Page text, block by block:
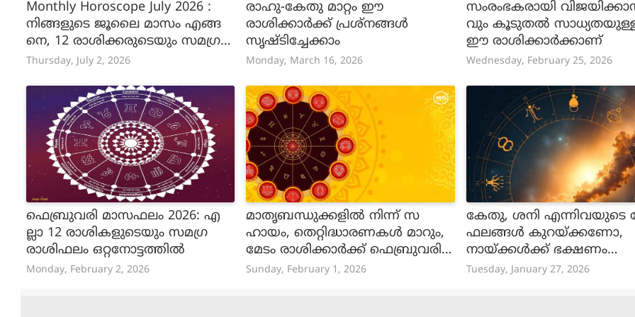
Monthly Horoscope July 2026 :
നിങ്ങളുടെ ജൂലൈ മാസം എങ്ങ
നെ, 12 രാശിക്കരുടെയും സമഗ്ര
മായ രാശിഫലം അറിയാം
Thursday, July 2, 2026
രാഹു-കേതു മാറ്റം ഈ
രാശിക്കാര്‍ക്ക് പ്രശ്നങ്ങള്‍
സൃഷ്ടിച്ചേക്കാം
Monday, March 16, 2026
സംരംഭകരായി
വും കൂടുതല്‍
ഈ രാശിക്കാര്‍ക്കാണ്
Wednesday, February 25, 2026
ഫെബ്രുവരി മാസഫലം 2026: എ
ല്ലാ 12 രാശികളുടെയും സമഗ്ര
രാശിഫലം ഒറ്റനോട്ടത്തിൽ
Monday, February 2, 2026
മാതൃബന്ധുക്കളിൽ നിന്ന് സ
ഹായം, തെറ്റിദ്ധാരണകൾ മാറും,
മേടം രാശിക്കാർക്ക് ഫെബ്രുവരി
എങ്ങനെ
Sunday, February 1, 2026
കേതു, ശനി എന്നിവയുടെ
ഫലങ്ങള്‍ കുറയ്ക്കണോ,
നായ്ക്കള്‍ക്ക് ഭക്ഷണം
കൊടുക്കാം
Tuesday, January 27, 2026